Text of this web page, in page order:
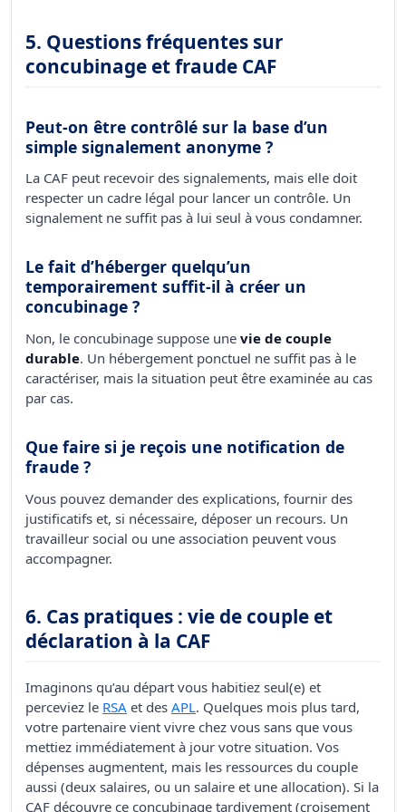
5. Questions fréquentes sur
concubinage et fraude CAF
Peut-on être contrôlé sur la base d’un
simple signalement anonyme ?
La CAF peut recevoir des signalements, mais elle doit
respecter un cadre légal pour lancer un contrôle. Un
signalement ne suffit pas à lui seul à vous condamner.
Le fait d’héberger quelqu’un
temporairement suffit-il à créer un
concubinage ?
Non, le concubinage suppose une vie de couple
durable. Un hébergement ponctuel ne suffit pas à le
caractériser, mais la situation peut être examinée au cas
par cas.
Que faire si je reçois une notification de
fraude ?
Vous pouvez demander des explications, fournir des
justificatifs et, si nécessaire, déposer un recours. Un
travailleur social ou une association peuvent vous
accompagner.
6. Cas pratiques : vie de couple et
déclaration à la CAF
Imaginons qu’au départ vous habitiez seul(e) et
perceviez le RSA et des APL. Quelques mois plus tard,
votre partenaire vient vivre chez vous sans que vous
mettiez immédiatement à jour votre situation. Vos
dépenses augmentent, mais les ressources du couple
aussi (deux salaires, ou un salaire et une allocation). Si la
CAF découvre ce concubinage tardivement (croisement